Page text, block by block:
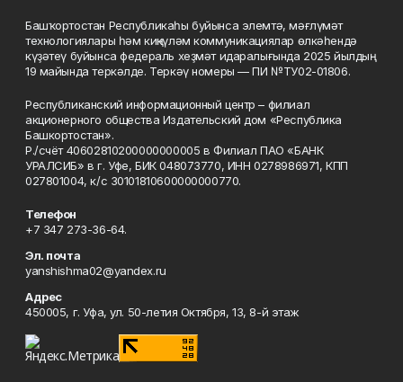
Башҡортостан Республикаһы буйынса элемтә, мәғлүмәт
технологиялары һәм киңкүләм коммуникациялар өлкәһендә
күҙәтеү буйынса федераль хеҙмәт идаралығында 2025 йылдың
19 майында теркәлде. Теркәү номеры — ПИ №ТУ02-01806.
Республиканский информационный центр – филиал
акционерного общества Издательский дом «Республика
Башкортостан».
Р./счёт 40602810200000000005 в Филиал ПАО «БАНК
УРАЛСИБ» в г. Уфе, БИК 048073770, ИНН 0278986971, КПП
027801004, к/с 30101810600000000770.
Телефон
+7 347 273-36-64.
Эл. почта
yanshishma02@yandex.ru
Адрес
450005, г. Уфа, ул. 50-летия Октября, 13, 8-й этаж